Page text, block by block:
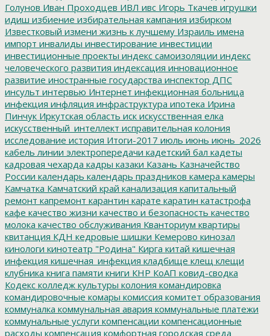
Голунов Иван Проходцев ИВЛ ивс Игорь Ткачев игрушки
идиш избиение избирательная кампания избирком
Известковый измени жизнь к лучшему Израиль имена
импорт инвалиды инвестирование инвестиции
инвестиционные проекты индекс самоизоляции индекс
человеческого развития индексация инновационное
развитие иностранные государства инспектор ДПС
инсульт интервью Интернет инфекционная больница
инфекция инфляция инфраструктура ипотека Ирина
Пинчук Иркутская область иск искусственная елка
искусственный_интеллект исправительная колония
исследование история Итоги-2017 июль июнь июнь_2026
кабель линии электропередачи кадетский бал кадеты
кадровая чехарда кадры казаки Казань Казначейство
России календарь календарь праздников камера камеры
Камчатка Камчатский край канализация капитальный
ремонт капремонт карантин карате каратин катастрофа
кафе качество жизни качество и безопасность качество
молока качество обслуживания Кванториум квартиры
квитанция КДН кедровые шишки Кемерово кинозал
кинологи кинотеатр "Родина" Кирга китай кишечная
инфекция кишечная_инфекция кладбище клещ клещи
клубника книга памяти книги КНР КоАП ковид-сводка
Кодекс колледж культуры колония командировка
командировочные комары комиссия комитет образования
коммуналка коммунальная авария коммунальные платежи
коммунальные услуги компенсации компенсационные
расходы компенсация комфортная городская среда